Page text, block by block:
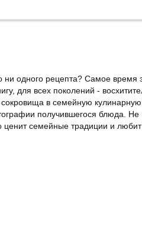
одного рецепта? Самое
для всех поколений -
в семейную
получившегося блюда.
ценит семейные традиции и любит